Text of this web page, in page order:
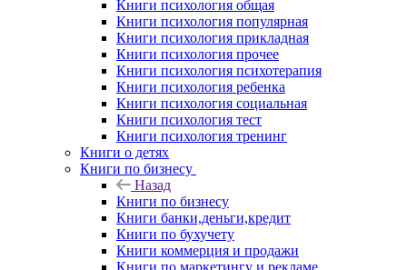
Книги психология общая
Книги психология популярная
Книги психология прикладная
Книги психология прочее
Книги психология психотерапия
Книги психология ребенка
Книги психология социальная
Книги психология тест
Книги психология тренинг
Книги о детях
Книги по бизнесу
Назад
Книги по бизнесу
Книги банки,деньги,кредит
Книги по бухучету
Книги коммерция и продажи
Книги по маркетингу и рекламе